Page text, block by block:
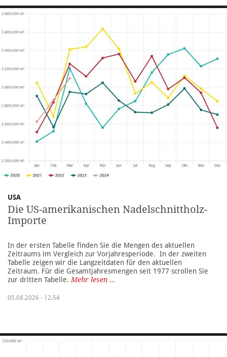
USA
Die US-amerikanischen Nadelschnittholz-
Importe
In der ersten Tabelle finden Sie die Mengen des aktuellen
Zeitraums im Vergleich zur Vorjahresperiode. In der zweiten
Tabelle zeigen wir die Langzeitdaten für den aktuellen
Zeitraum. Für die Gesamtjahresmengen seit 1977 scrollen Sie
zur dritten Tabelle. Mehr lesen ...
05.08.2026 - 12:54